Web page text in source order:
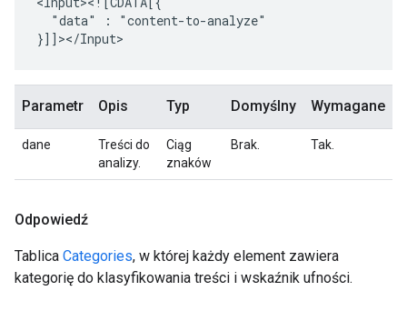
"data"
:
"content-to-analyze"
Parametr Opis Typ Domyślny Wymagane
dane
Treści do
analizy.
Ciąg
znaków
Brak. Tak.
Odpowiedź
Tablica Categories, w której każdy element zawiera
kategorię do klasyfikowania treści i wskaźnik ufności.